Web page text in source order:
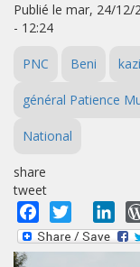
Publié le mar, 24/
- 12:24
PNC Beni
général Patience
National
share
tweet
Facebook
Twitter